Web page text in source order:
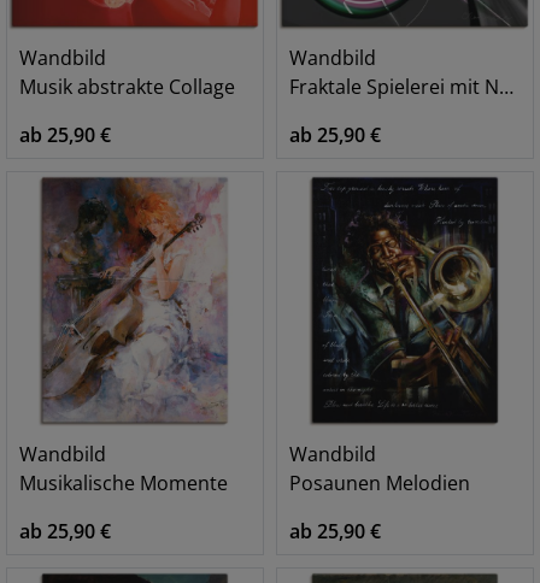
Wandbild
Musik abstrakte Collage
ab 25,90 €
Wandbild
Fraktale Spielerei mit Noten
ab 25,90 €
Wandbild
Musikalische Momente
ab 25,90 €
Wandbild
Posaunen Melodien
ab 25,90 €